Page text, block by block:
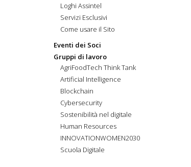
Loghi Assintel
Servizi Esclusivi
Come usare il Sito
Eventi dei Soci
Gruppi di lavoro
AgriFoodTech Think Tank
Artificial Intelligence
Blockchain
Cybersecurity
Sostenibilità nel digitale
Human Resources
INNOVATIONWOMEN2030
Scuola Digitale